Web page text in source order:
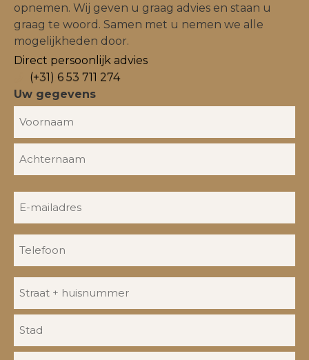
opnemen. Wij geven u graag advies en staan u
graag te woord. Samen met u nemen we alle
mogelijkheden door.
Direct persoonlijk advies
(+31) 6 53 711 274
Uw gegevens
mailadres